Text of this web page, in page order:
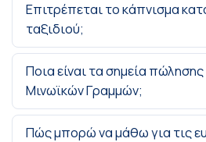
Επιτρέπεται το κάπνισμα
ταξιδιού;
Ποια είναι τα σημεία
Μινωϊκών Γραμμών;
Πώς μπορώ να μάθω για τις